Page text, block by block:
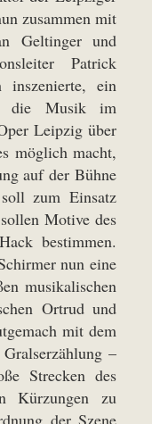
zusammen mit
Geltinger und
Patrick
inszenierte, ein
die Musik im
Leipzig über
möglich macht,
auf der Bühne
zum Einsatz
Motive des
bestimmen.
nun eine
musikalischen
Ortrud und
mit dem
–
Strecken des
Kürzungen zu
der Szene